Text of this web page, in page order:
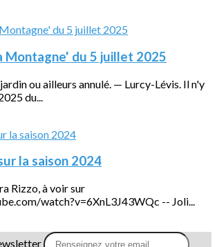
Montagne' du 5 juillet 2025
ou ailleurs annulé. — Lurcy-Lévis. Il n'y
du...
la saison 2024
Rizzo, à voir sur
watch?v=6XnL3J43WQc -- Joli...